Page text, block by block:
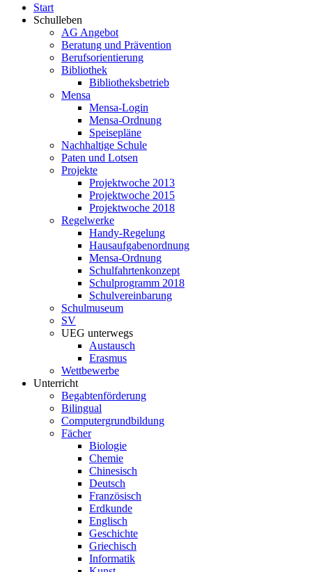
Start
Schulleben
AG Angebot
Beratung und Prävention
Berufsorientierung
Bibliothek
Bibliotheksbetrieb
Mensa
Mensa-Login
Mensa-Ordnung
Speisepläne
Nachhaltige Schule
Paten und Lotsen
Projekte
Projektwoche 2013
Projektwoche 2015
Projektwoche 2018
Regelwerke
Handy-Regelung
Hausaufgabenordnung
Mensa-Ordnung
Schulfahrtenkonzept
Schulprogramm 2018
Schulvereinbarung
Schulmuseum
SV
UEG unterwegs
Austausch
Erasmus
Wettbewerbe
Unterricht
Begabtenförderung
Bilingual
Computergrundbildung
Fächer
Biologie
Chemie
Chinesisch
Deutsch
Französisch
Erdkunde
Englisch
Geschichte
Griechisch
Informatik